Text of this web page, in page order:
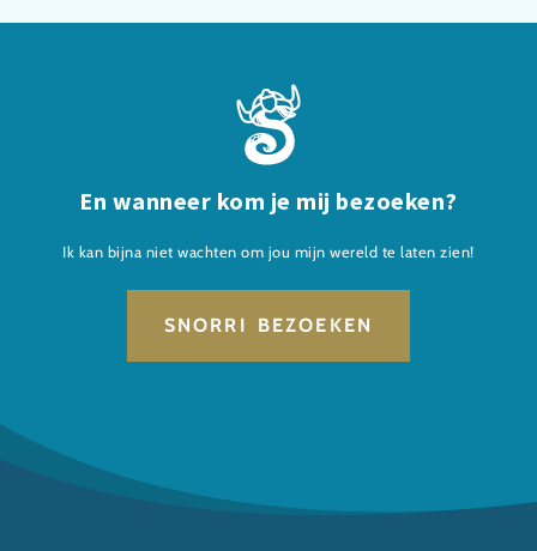
En wanneer kom je mij bezoeken?
Ik kan bijna niet wachten om jou mijn wereld te laten zien!
SNORRI BEZOEKEN